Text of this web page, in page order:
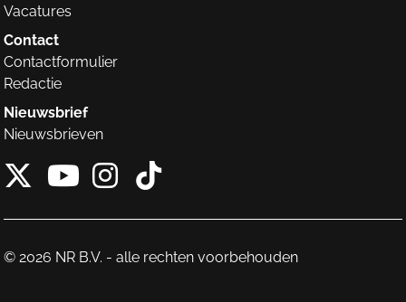
Vacatures
Contact
Contactformulier
Redactie
Nieuwsbrief
Nieuwsbrieven
X van NieuwRechts
Instagram van
Tiktok van
© 2026 NR B.V. - alle rechten voorbehouden